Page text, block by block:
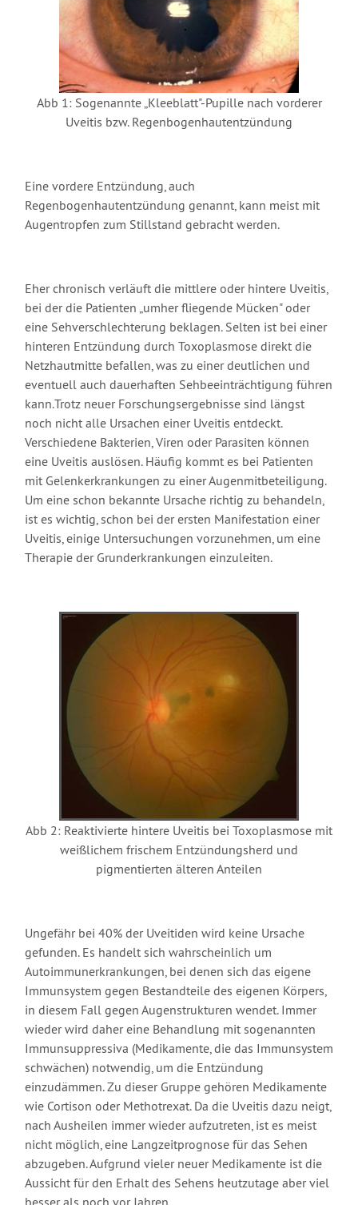
Abb 1: Sogenannte „Kleeblatt"-Pupille nach vorderer
Uveitis bzw. Regenbogenhautentzündung
Eine vordere Entzündung, auch
Regenbogenhautentzündung genannt, kann meist mit
Augentropfen zum Stillstand gebracht werden.
Eher chronisch verläuft die mittlere oder hintere Uveitis,
bei der die Patienten „umher fliegende Mücken" oder
eine Sehverschlechterung beklagen. Selten ist bei einer
hinteren Entzündung durch Toxoplasmose direkt die
Netzhautmitte befallen, was zu einer deutlichen und
eventuell auch dauerhaften Sehbeeinträchtigung führen
kann.Trotz neuer Forschungsergebnisse sind längst
noch nicht alle Ursachen einer Uveitis entdeckt.
Verschiedene Bakterien, Viren oder Parasiten können
eine Uveitis auslösen. Häufig kommt es bei Patienten
mit Gelenkerkrankungen zu einer Augenmitbeteiligung.
Um eine schon bekannte Ursache richtig zu behandeln,
ist es wichtig, schon bei der ersten Manifestation einer
Uveitis, einige Untersuchungen vorzunehmen, um eine
Therapie der Grunderkrankungen einzuleiten.
Abb 2: Reaktivierte hintere Uveitis bei Toxoplasmose mit
weißlichem frischem Entzündungsherd und
pigmentierten älteren Anteilen
Ungefähr bei 40% der Uveitiden wird keine Ursache
gefunden. Es handelt sich wahrscheinlich um
Autoimmunerkrankungen, bei denen sich das eigene
Immunsystem gegen Bestandteile des eigenen Körpers,
in diesem Fall gegen Augenstrukturen wendet. Immer
wieder wird daher eine Behandlung mit sogenannten
Immunsuppressiva (Medikamente, die das Immunsystem
schwächen) notwendig, um die Entzündung
einzudämmen. Zu dieser Gruppe gehören Medikamente
wie Cortison oder Methotrexat. Da die Uveitis dazu neigt,
nach Ausheilen immer wieder aufzutreten, ist es meist
nicht möglich, eine Langzeitprognose für das Sehen
abzugeben. Aufgrund vieler neuer Medikamente ist die
Aussicht für den Erhalt des Sehens heutzutage aber viel
besser als noch vor Jahren.